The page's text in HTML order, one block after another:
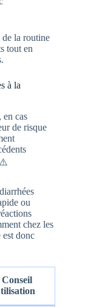
de la routine
tout en
à la
en cas
de risque
⚠️
ou
chez les
est donc